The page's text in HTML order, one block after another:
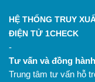
HỆ THỐNG TRUY
ĐIỆN TỬ 1CHECK
-
Tư vấn và đồng
Trung tâm tư vấn hỗ